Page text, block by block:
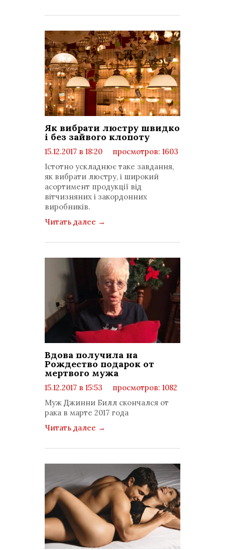
Як вибрати люстру швидко
і без зайвого клопоту
15.12.2017 в 18:20
просмотров: 1603
Істотно ускладнює таке завдання,
як вибрати люстру, і широкий
асортимент продукції від
вітчизняних і закордонних
виробників.
Читать далее →
Вдова получила на
Рождество подарок от
мертвого мужа
15.12.2017 в 15:53
просмотров: 1082
комментариев: 0
Муж Джинни Билл скончался от
рака в марте 2017 года
Читать далее →